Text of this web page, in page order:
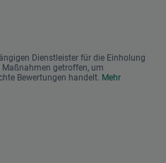
Dienstleister für die Einholung
getroffen, um
Bewertungen handelt. Mehr